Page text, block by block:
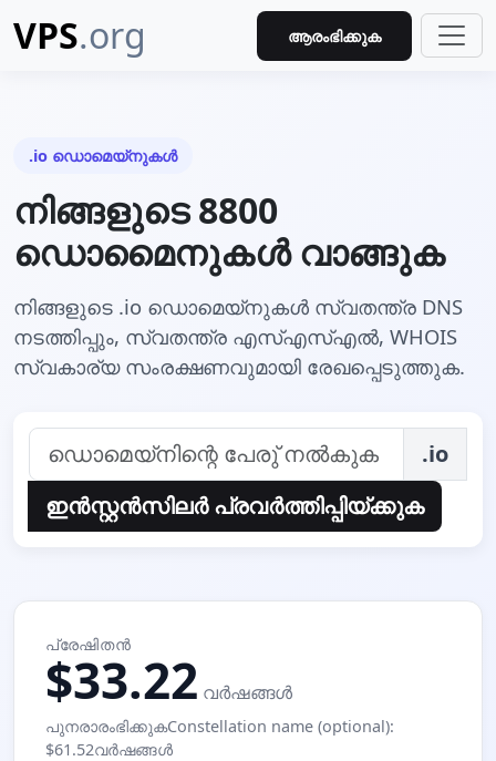
VPS.org ആരംഭിക്കുക
.io ഡൊമെയ്നുകള്‍
നിങ്ങളുടെ 8800
ഡൊമൈനുകള്‍ വാങ്ങുക
നിങ്ങളുടെ .io ഡൊമെയ്നുകള്‍ സ്വതന്ത്ര DNS
നടത്തിപ്പും, സ്വതന്ത്ര എസ്എസ്എല്‍, WHOIS
സ്വകാര്യ സംരക്ഷണവുമായി രേഖപ്പെടുത്തുക.
.io
ഇന്‍സ്റ്റന്‍സിലര്‍ പ്രവര്‍ത്തിപ്പിയ്ക്കുക
പ്രേഷിതന്‍
$33.22 വര്‍ഷങ്ങള്‍
പുനരാരംഭിക്കുകConstellation name (optional):
$61.52വര്‍ഷങ്ങള്‍